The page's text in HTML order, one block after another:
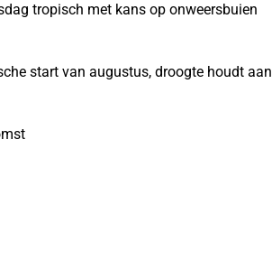
tropisch met kans op onweersbuien
start van augustus, droogte houdt aan